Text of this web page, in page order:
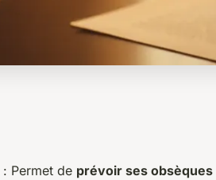
: Permet de prévoir ses obsèques